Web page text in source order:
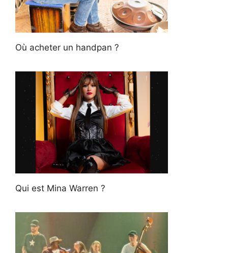
Où acheter un handpan ?
Qui est Mina Warren ?